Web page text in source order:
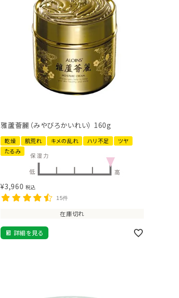
雅蘆薈麗（みやびろかいれい） 160g
乾燥 肌荒れ キメの乱れ ハリ不足
ツヤ
たるみ
¥3,960 税込
15件
在庫切れ
詳細を見る